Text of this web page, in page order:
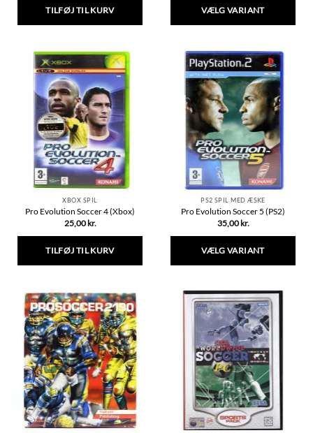
TILFØJ TIL KURV
VÆLG VARIANT
har
flere
varianter.
Mulighederne
kan
vælges
på
varesiden
XBOX SPIL
Pro Evolution Soccer 4 (Xbox)
25,00 kr.
TILFØJ TIL KURV
PS2 SPIL MED ÆSKE
Pro Evolution Soccer 5 (PS2)
35,00 kr.
VÆLG VARIANT
har
flere
varianter.
Mulighederne
kan
vælges
på
varesiden